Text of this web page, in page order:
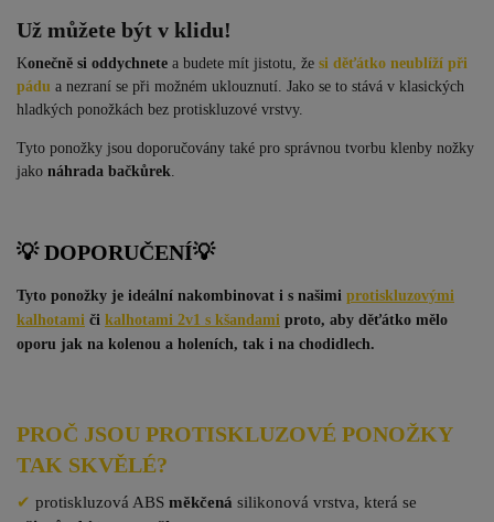
Už můžete být v klidu!
Konečně si oddychnete a budete mít jistotu, že si děťátko neublíží při
pádu a nezraní se při možném uklouznutí. Jako se to stává v klasických
hladkých ponožkách bez protiskluzové vrstvy.
Tyto ponožky jsou doporučovány také pro správnou tvorbu klenby nožky
jako náhrada bačkůrek.
💡 DOPORUČENÍ💡
Tyto ponožky je ideální nakombinovat i s našimi protiskluzovými
kalhotami či kalhotami 2v1 s kšandami proto, aby děťátko mělo
oporu jak na kolenou a holeních, tak i na chodidlech.
PROČ JSOU PROTISKLUZOVÉ PONOŽKY
TAK SKVĚLÉ?
✔ protiskluzová ABS měkčená silikonová vrstva, která se